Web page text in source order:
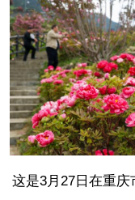
这是3月27日在重